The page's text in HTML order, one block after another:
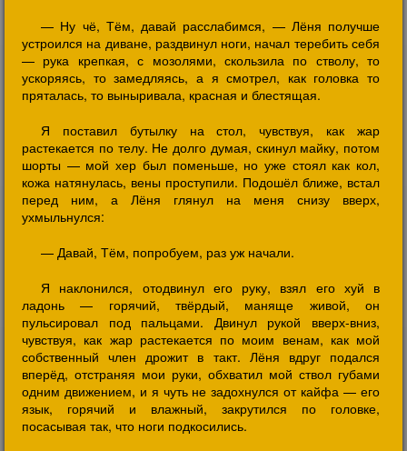
— Ну чё, Тём, давай расслабимся, — Лёня получше
устроился на диване, раздвинул ноги, начал теребить себя
— рука крепкая, с мозолями, скользила по стволу, то
ускоряясь, то замедляясь, а я смотрел, как головка то
пряталась, то выныривала, красная и блестящая.
Я поставил бутылку на стол, чувствуя, как жар
растекается по телу. Не долго думая, скинул майку, потом
шорты — мой хер был поменьше, но уже стоял как кол,
кожа натянулась, вены проступили. Подошёл ближе, встал
перед ним, а Лёня глянул на меня снизу вверх,
ухмыльнулся:
— Давай, Тём, попробуем, раз уж начали.
Я наклонился, отодвинул его руку, взял его хуй в
ладонь — горячий, твёрдый, маняще живой, он
пульсировал под пальцами. Двинул рукой вверх-вниз,
чувствуя, как жар растекается по моим венам, как мой
собственный член дрожит в такт. Лёня вдруг подался
вперёд, отстраняя мои руки, обхватил мой ствол губами
одним движением, и я чуть не задохнулся от кайфа — его
язык, горячий и влажный, закрутился по головке,
посасывая так, что ноги подкосились.